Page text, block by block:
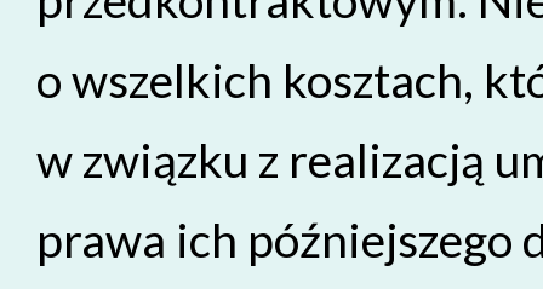
o wszelkich kosztach,
w związku z realizacją
prawa ich późniejszego